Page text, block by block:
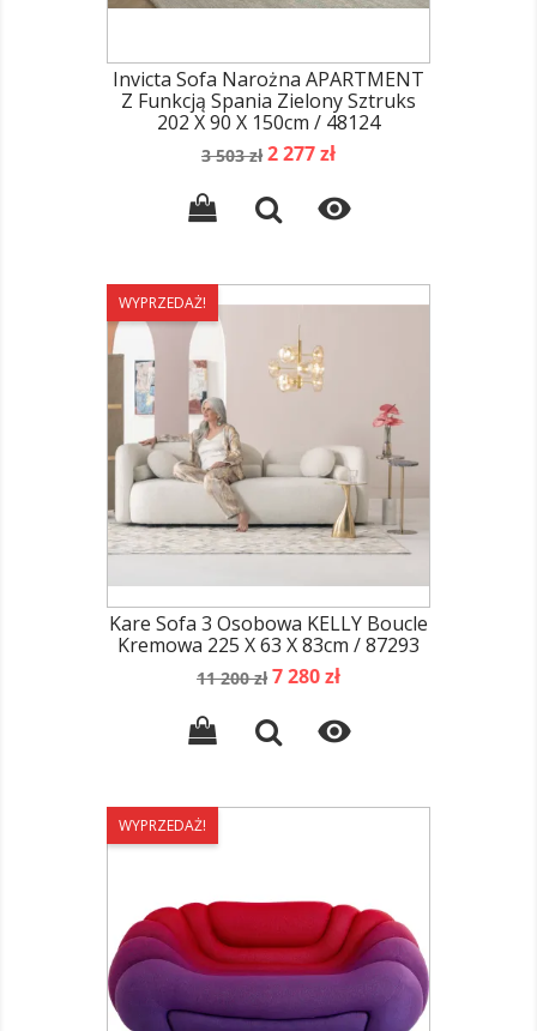
Invicta Sofa Narożna APARTMENT
Z Funkcją Spania Zielony Sztruks
202 X 90 X 150cm / 48124
Cena
3 503 zł Cena
2 277 zł

WYPRZEDAŻ!
Kare Sofa 3 Osobowa KELLY Boucle
Kremowa 225 X 63 X 83cm / 87293
Cena
11 200 zł Cena
7 280 zł

WYPRZEDAŻ!